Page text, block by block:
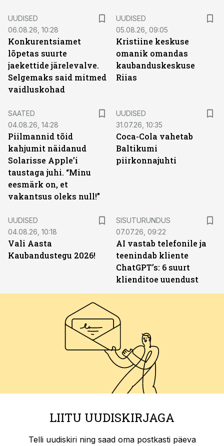
UUDISED
06.08.26, 10:28
Konkurentsiamet
lõpetas suurte
jaekettide järelevalve.
Selgemaks said mitmed
vaidluskohad
UUDISED
05.08.26, 09:05
Kristiine keskuse
omanik omandas
kaubanduskeskuse
Riias
SAATED
04.08.26, 14:28
Piilmannid tõid
kahjumit näidanud
Solarisse Apple’i
taustaga juhi. “Minu
eesmärk on, et
vakantsus oleks null!”
UUDISED
31.07.26, 10:35
Coca-Cola vahetab
Baltikumi
piirkonnajuhti
UUDISED
04.08.26, 10:18
Vali Aasta
Kaubandustegu 2026!
SISUTURUNDUS
07.07.26, 09:22
AI vastab telefonile ja
teenindab kliente
ChatGPT’s: 6 suurt
klienditoe uuendust
LIITU UUDISKIRJAGA
Telli uudiskiri ning saad oma postkasti päeva